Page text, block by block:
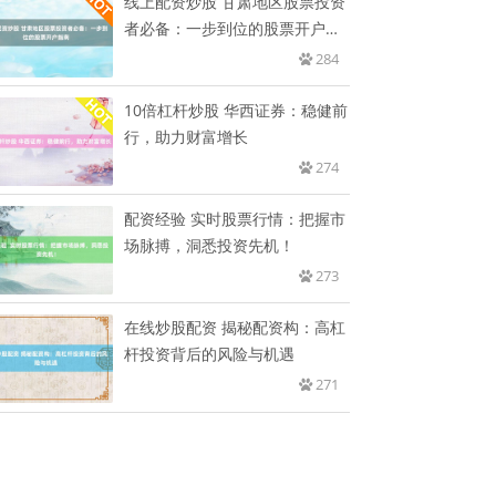
者必备：一步到位的股票开户指
284
10倍杠杆炒股 华西证券：稳健前
行，助力财富增长
274
配资经验 实时股票行情：把握市
场脉搏，洞悉投资先机！
273
在线炒股配资 揭秘配资构：高杠
杆投资背后的风险与机遇
271